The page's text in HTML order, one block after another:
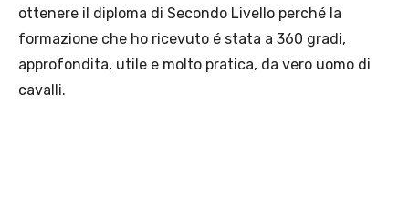
ottenere il diploma di Secondo Livello perché la
formazione che ho ricevuto é stata a 360 gradi,
approfondita, utile e molto pratica, da vero uomo di
cavalli.